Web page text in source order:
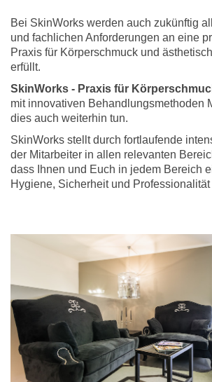
Bei SkinWorks werden auch zukünftig
und fachlichen Anforderungen an eine
Praxis für Körperschmuck und
erfüllt.
SkinWorks - Praxis für
mit innovativen Behandlungsmethoden
dies auch weiterhin tun.
SkinWorks stellt durch fortlaufende
der Mitarbeiter in allen relevanten
dass Ihnen und Euch in jedem Bereich
Hygiene, Sicherheit und